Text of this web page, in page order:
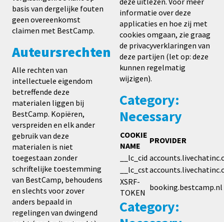
basis van dergelijke fouten
geen overeenkomst
claimen met BestCamp.
Auteursrechten
Alle rechten van
intellectuele eigendom
betreffende deze
materialen liggen bij
BestCamp. Kopiëren,
verspreiden en elk ander
gebruik van deze
materialen is niet
toegestaan zonder
schriftelijke toestemming
van BestCamp, behoudens
en slechts voor zover
anders bepaald in
regelingen van dwingend
informatie over deze
applicaties en hoe zij met
cookies omgaan, zie graag
de privacyverklaringen van
deze partijen (let op: deze
kunnen regelmatig
wijzigen).
Category:
Necessary
COOKIE
NAME
PROVIDER
__lc_cid
__lc_cst
XSRF-
TOKEN
booking.bestcamp.nl
Category: